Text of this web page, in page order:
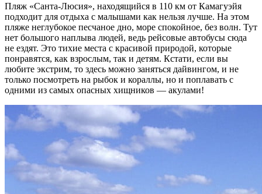
Пляж «Санта-Люсия», находящийся в 110 км от Камагуэйя
подходит для отдыха с малышами как нельзя лучше. На этом
пляже неглубокое песчаное дно, море спокойное, без волн. Тут
нет большого наплыва людей, ведь рейсовые автобусы сюда
не ездят. Это тихие места с красивой природой, которые
понравятся, как взрослым, так и детям. Кстати, если вы
любите экстрим, то здесь можно заняться дайвингом, и не
только посмотреть на рыбок и кораллы, но и поплавать с
одними из самых опасных хищников — акулами!